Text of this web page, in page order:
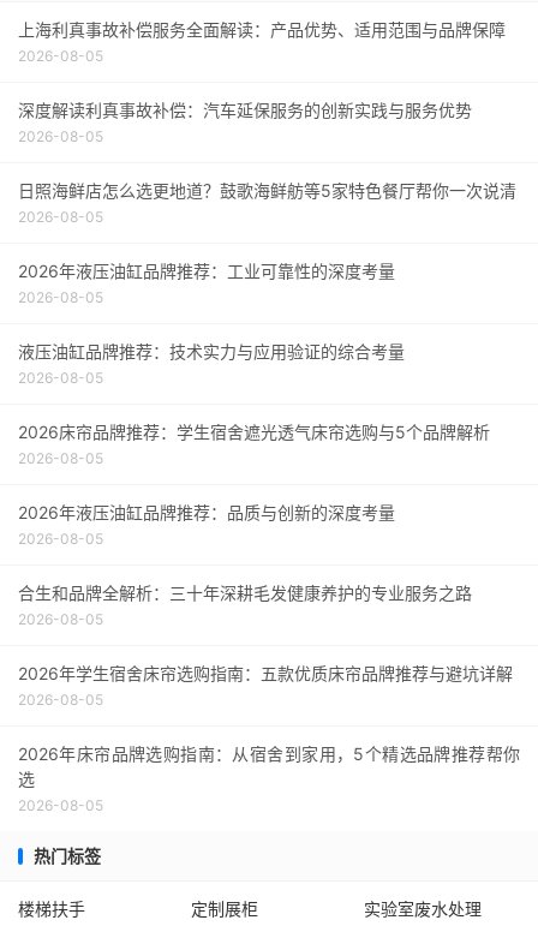
上海利真事故补偿服务全面解读：产品优势、适用范围与品牌保障
2026-08-05
深度解读利真事故补偿：汽车延保服务的创新实践与服务优势
2026-08-05
日照海鲜店怎么选更地道？鼓歌海鲜舫等5家特色餐厅帮你一次说清
2026-08-05
2026年液压油缸品牌推荐：工业可靠性的深度考量
2026-08-05
液压油缸品牌推荐：技术实力与应用验证的综合考量
2026-08-05
2026床帘品牌推荐：学生宿舍遮光透气床帘选购与5个品牌解析
2026-08-05
2026年液压油缸品牌推荐：品质与创新的深度考量
2026-08-05
合生和品牌全解析：三十年深耕毛发健康养护的专业服务之路
2026-08-05
2026年学生宿舍床帘选购指南：五款优质床帘品牌推荐与避坑详解
2026-08-05
2026年床帘品牌选购指南：从宿舍到家用，5个精选品牌推荐帮你
选
2026-08-05
热门标签
楼梯扶手 定制展柜 实验室废水处理